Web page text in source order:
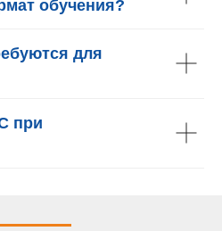
обучения?
для
при